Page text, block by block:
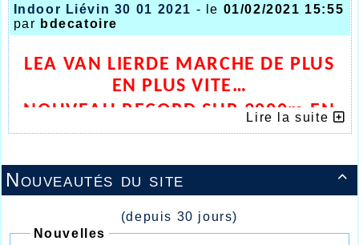

Nouveautés du site
(depuis 30 jours)
Nouvelles
Indoor Liévin 30 01 2021 - le 01/02/2021 15:55
par bdecatoire
LEA VAN LIERDE MARCHE DE PLUS
EN PLUS VITE…
NOUVEAU RECORD SUR 3000m EN
SALLE
Lire la suite